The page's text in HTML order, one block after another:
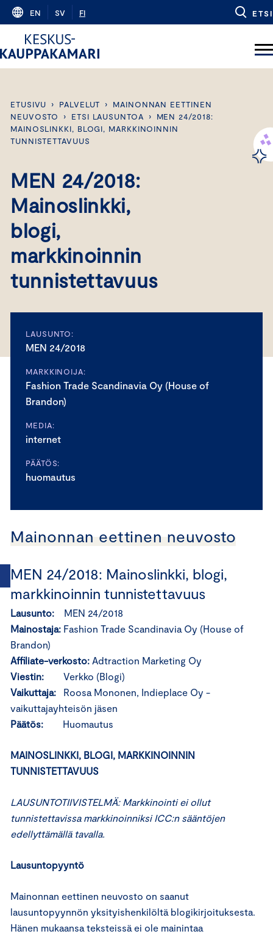
Skip
content
EN SV FI ETSI
ETUSIVU › PALVELUT ›
MAINONNAN EETTINEN
NEUVOSTO
› ETSI LAUSUNTOA ›
MEN 24/2018:
MAINOSLINKKI, BLOGI, MARKKINOINNIN
TUNNISTETTAVUUS
MEN 24/2018:
Mainoslinkki,
blogi,
markkinoinnin
tunnistettavuus
LAUSUNTO:
MEN 24/2018
MARKKINOIJA:
Fashion Trade Scandinavia Oy (House of
Brandon)
MEDIA:
internet
PÄÄTÖS:
huomautus
Mainonnan eettinen neuvosto
MEN 24/2018: Mainoslinkki, blogi,
markkinoinnin tunnistettavuus
Lausunto: MEN 24/2018
Mainostaja: Fashion Trade Scandinavia Oy (House of
Brandon)
Affiliate-verkosto: Adtraction Marketing Oy
Viestin:
Verkko (Blogi)
Vaikuttaja: Roosa Mononen, Indieplace Oy -
vaikuttajayhteisön jäsen
Päätös: Huomautus
MAINOSLINKKI, BLOGI, MARKKINOINNIN
TUNNISTETTAVUUS
LAUSUNTOTIIVISTELMÄ: Markkinointi ei ollut
tunnistettavissa markkinoinniksi ICC:n sääntöjen
edellyttämällä tavalla.
Lausuntopyyntö
Mainonnan eettinen neuvosto on saanut
lausuntopyynnön yksityishenkilöltä blogikirjoituksesta.
Hänen mukaansa teksteissä ei ole mainintaa